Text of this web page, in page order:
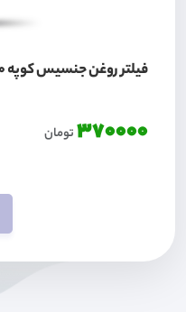
فیلتر روغن جنسیس کوپه 3C300
370000تومان